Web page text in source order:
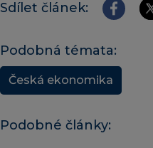
Sdílet článek:
Podobná témata:
Česká ekonomika
Podobné články: